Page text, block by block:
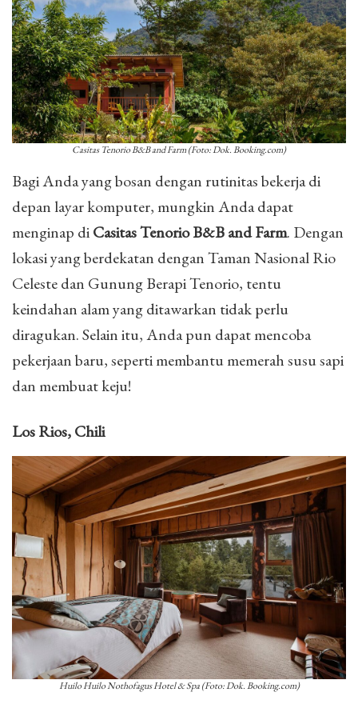
Casitas Tenorio B&B and Farm (Foto: Dok. Booking.com)
Bagi Anda yang bosan dengan rutinitas bekerja di
depan layar komputer, mungkin Anda dapat
menginap diCasitas Tenorio B&B and Farm. Dengan
lokasi yang berdekatan dengan Taman Nasional Rio
Celeste dan Gunung Berapi Tenorio, tentu
keindahan alam yang ditawarkan tidak perlu
diragukan. Selain itu, Anda pun dapat mencoba
pekerjaan baru, seperti membantu memerah susu sapi
dan membuat keju!
Los Rios, Chili
Huilo Huilo Nothofagus Hotel & Spa (Foto: Dok. Booking.com)